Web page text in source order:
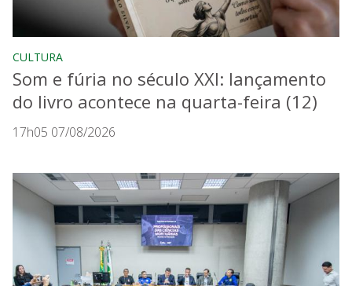
CULTURA
Som e fúria no século XXI: lançamento
do livro acontece na quarta-feira (12)
17h05 07/08/2026